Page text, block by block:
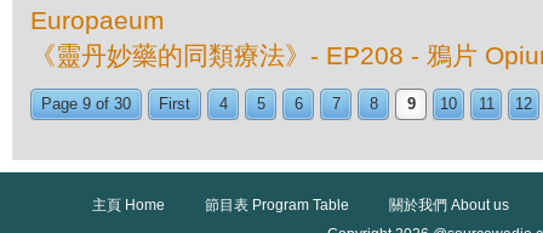
Europaeum
《靈丹妙藥的同類療法》- EP208 - 鴉片
Page 9 of 30 First 4 5 6 7 8 9 10 11 12
主頁 Home 節目表 Program Table
關於我們 About us